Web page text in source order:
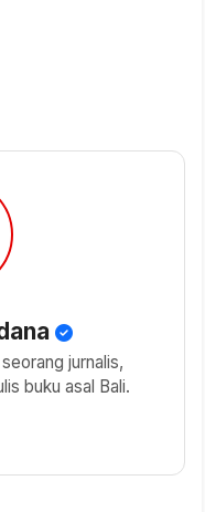
jurnalis,
buku asal Bali.